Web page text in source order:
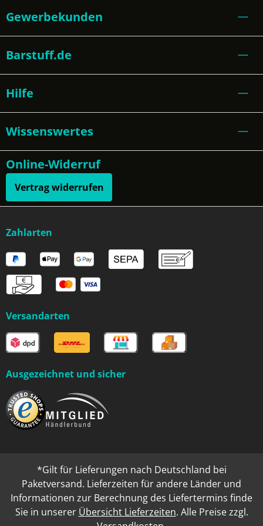
Gewerbekunden
Barstuff.de
Hilfe
Wissenswertes
Online-Widerruf
Vertrag widerrufen
Zahlarten
Versandarten
Ausgezeichnet und sicher
*Gilt für Lieferungen nach Deutschland bei
Paketversand. Lieferzeiten für andere Länder und
Informationen zur Berechnung des Liefertermins finde
Sie in unserer Übersicht Lieferzeiten. Alle Preise zzgl.